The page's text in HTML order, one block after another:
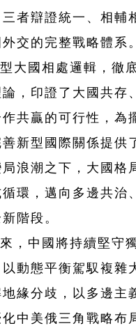
者辯證統一、相輔
交的完整戰略體系。
大國相處邏輯，徹
，印證了大國共存
共贏的可行性，為
新型國際關係提供
浪潮之下，大國格
環，邁向多邊共治
階段。
，中國將持續堅守
動態平衡駕馭複雜
緣分歧，以多邊主
中美俄三角戰略布